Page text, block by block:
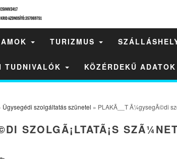
TURIZMUS
TUDNIVALÓK KÖZÉRDEKŰ ADATOK
Ügysegédi szolgáltatás szünetel » PLAKÃ__T Ã¼gysegÃ©di
SZOLGÃ¡LTATÃ¡S